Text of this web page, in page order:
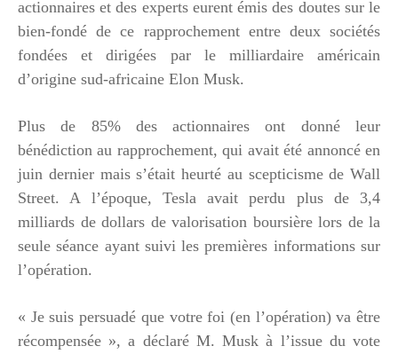
actionnaires et des experts eurent émis des doutes sur le
bien-fondé de ce rapprochement entre deux sociétés
fondées et dirigées par le milliardaire américain
d’origine sud-africaine Elon Musk.
Plus de 85% des actionnaires ont donné leur
bénédiction au rapprochement, qui avait été annoncé en
juin dernier mais s’était heurté au scepticisme de Wall
Street. A l’époque, Tesla avait perdu plus de 3,4
milliards de dollars de valorisation boursière lors de la
seule séance ayant suivi les premières informations sur
l’opération.
« Je suis persuadé que votre foi (en l’opération) va être
récompensée », a déclaré M. Musk à l’issue du vote